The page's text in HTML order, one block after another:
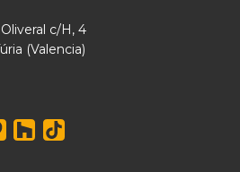
c/H, 4
(Valencia)